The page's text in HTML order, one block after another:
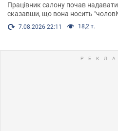
Працівник салону почав надавати
сказавши, що вона носить
7.08.2026 22:11 18,2 т.